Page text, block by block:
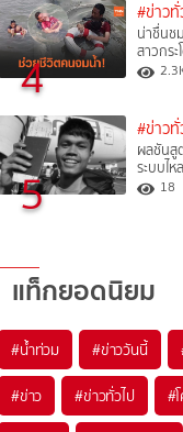
4
#ข่าวทั่
น่าชื่นช
สาวกร
5
#ข่าวทั่
ผลชันสู
ระบบไห
18
แท็กยอดนิยม
#น้ำท่วม #ข่าววันนี้
#ข่าว #ข่าวทั่วไป #